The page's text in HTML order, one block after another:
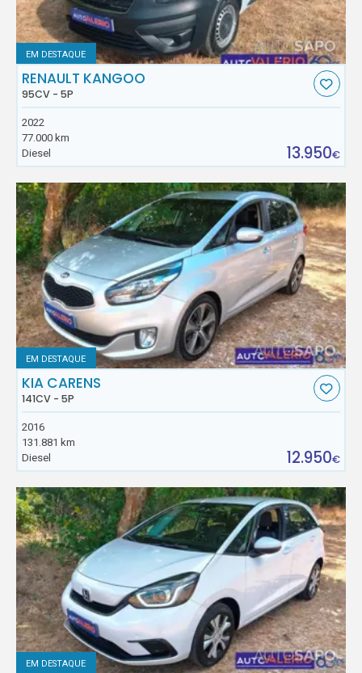
EM DESTAQUE
RENAULT KANGOO
95CV - 5P
2022
77.000 km
Diesel
13.950€
EM DESTAQUE
KIA CARENS
141CV - 5P
2016
131.881 km
Diesel
12.950€
EM DESTAQUE